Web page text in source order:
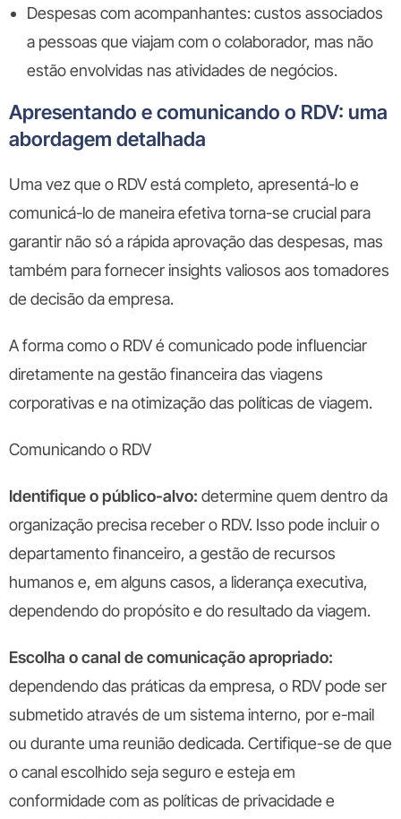
Despesas com acompanhantes: custos associados
a pessoas que viajam com o colaborador, mas não
estão envolvidas nas atividades de negócios.
Apresentando e comunicando o RDV: uma
abordagem detalhada
Uma vez que o RDV está completo, apresentá-lo e
comunicá-lo de maneira efetiva torna-se crucial para
garantir não só a rápida aprovação das despesas, mas
também para fornecer insights valiosos aos tomadores
de decisão da empresa.
A forma como o RDV é comunicado pode influenciar
diretamente na gestão financeira das viagens
corporativas e na otimização das políticas de viagem.
Comunicando o RDV
Identifique o público-alvo: determine quem dentro da
organização precisa receber o RDV. Isso pode incluir o
departamento financeiro, a gestão de recursos
humanos e, em alguns casos, a liderança executiva,
dependendo do propósito e do resultado da viagem.
Escolha o canal de comunicação apropriado:
dependendo das práticas da empresa, o RDV pode ser
submetido através de um sistema interno, por e-mail
ou durante uma reunião dedicada. Certifique-se de que
o canal escolhido seja seguro e esteja em
conformidade com as políticas de privacidade e